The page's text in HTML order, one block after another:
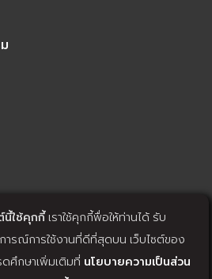
นี้ใช้คุกกี้เราใช้คุกกี้พื่อให้ท่านได้ รับ
ารณ์การใช้งานที่ดีที่สุดบน เว็บไซต์ของ
ดศึกษาเพิ่มเติมที่ นโยบายความเป็นส่วน